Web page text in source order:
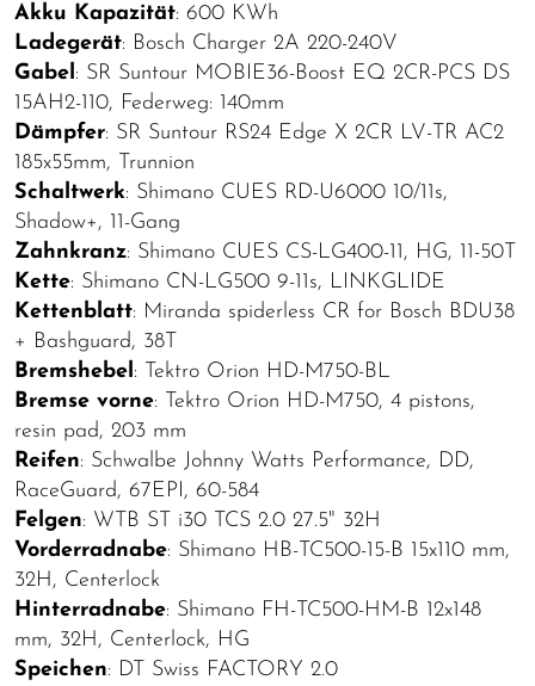
Akku Kapazität: 600 KWh
Ladegerät: Bosch Charger 2A 220-240V
Gabel : SR Suntour MOBIE36-Boost EQ 2CR-PCS DS
15AH2-110, Federweg: 140mm
Dämpfer: SR Suntour RS24 Edge X 2CR LV-TR AC2
185x55mm, Trunnion
Schaltwerk: Shimano CUES RD-U6000 10/11s,
Shadow+, 11-Gang
Zahnkranz: Shimano CUES CS-LG400-11, HG, 11-50T
Kette: Shimano CN-LG500 9-11s, LINKGLIDE
Kettenblatt: Miranda spiderless CR for Bosch BDU38
+ Bashguard, 38T
Bremshebel : Tektro Orion HD-M750-BL
Bremse vorne: Tektro Orion HD-M750, 4 pistons,
resin pad, 203 mm
Reifen: Schwalbe Johnny Watts Performance, DD,
RaceGuard, 67EPI, 60-584
Felgen: WTB ST i30 TCS 2.0 27.5" 32H
Vorderradnabe: Shimano HB-TC500-15-B 15x110 mm,
32H, Centerlock
Hinterradnabe: Shimano FH-TC500-HM-B 12x148
mm, 32H, Centerlock, HG
Speichen: DT Swiss FACTORY 2.0